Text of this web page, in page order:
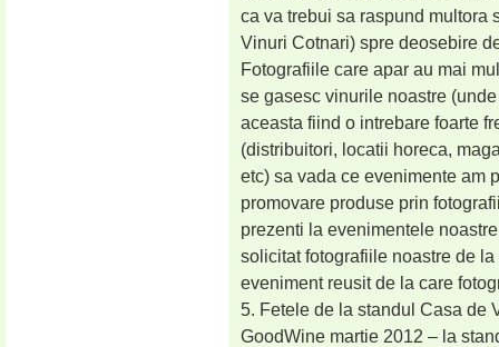
ca va trebui sa raspund multora
Vinuri Cotnari) spre deosebire
Fotografiile care apar au mai
se gasesc vinurile noastre
aceasta fiind o intrebare foarte
(distribuitori, locatii horeca,
etc) sa vada ce evenimente am
promovare produse prin
prezenti la evenimentele
solicitat fotografiile noastre de
eveniment reusit de la care
5. Fetele de la standul Casa de
GoodWine martie 2012 – la